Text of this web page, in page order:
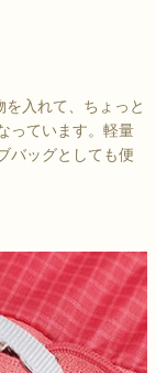
入れて、ちょっと
っています。軽量
バッグとしても便